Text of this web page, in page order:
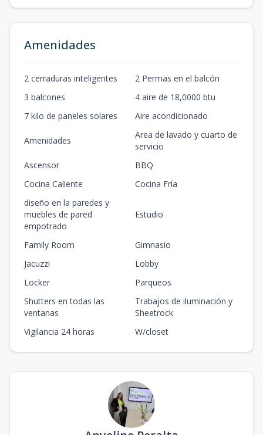
Amenidades
2 cerraduras inteligentes
2 Permas en el balcón
3 balcones
4 aire de 18,0000 btu
7 kilo de paneles solares
Aire acondicionado
Amenidades
Area de lavado y cuarto de
servicio
Ascensor
BBQ
Cocina Caliente
Cocina Fría
diseño en la paredes y
muebles de pared
empotrado
Estudio
Family Room
Gimnasio
Jacuzzi
Lobby
Locker
Parqueos
Shutters en todas las
ventanas
Trabajos de iluminación y
Sheetrock
Vigilancia 24 horas
W/closet